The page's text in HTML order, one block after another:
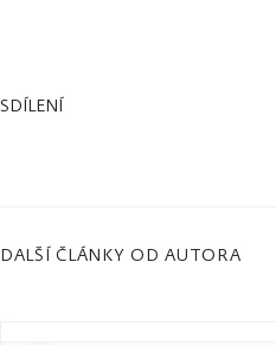
SDÍLENÍ
DALŠÍ ČLÁNKY OD AUTORA